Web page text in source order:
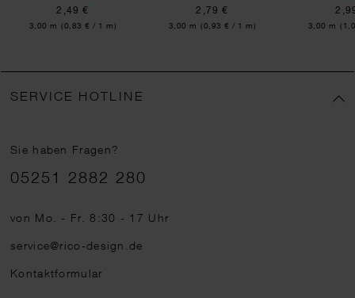
2,49 €
Inhalt:
3,00 m (0,83 € / 1 m)
2,79 €
Inhalt:
3,00 m (0,93 € / 1 m) Inhalt:
3,00 m
SERVICE HOTLINE
Sie haben Fragen?
Telefonnummer
05251 2882 280
von Mo. - Fr. 8:30 - 17 Uhr
service@rico-design.de
Kontaktformular